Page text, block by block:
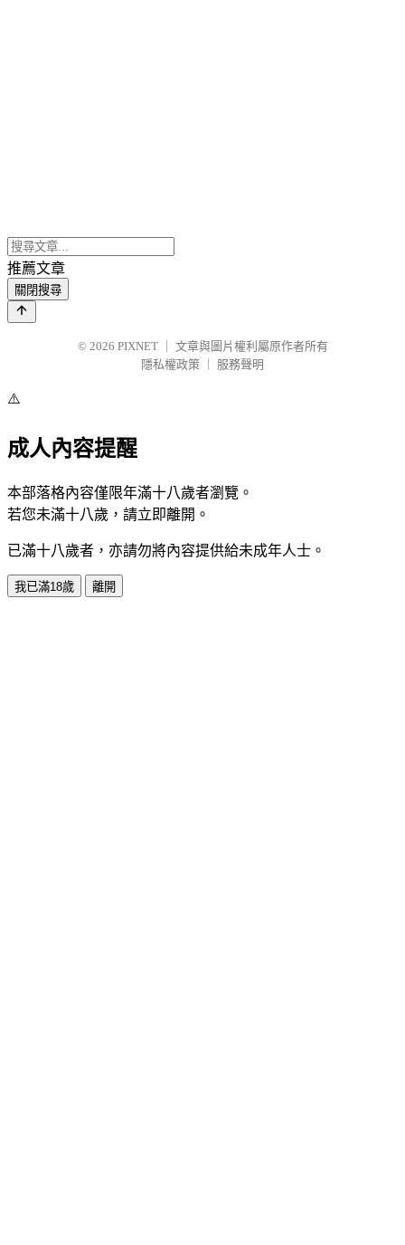
推薦文章
關閉搜尋
© 2026 PIXNET
文章與圖片權利屬原作者所有
隱私權政策
服務聲明
⚠️
成人內容提醒
本部落格內容僅限年滿十八歲者瀏覽。
若您未滿十八歲，請立即離開。
已滿十八歲者，亦請勿將內容提供給未成年人士。
我已滿18歲 離開